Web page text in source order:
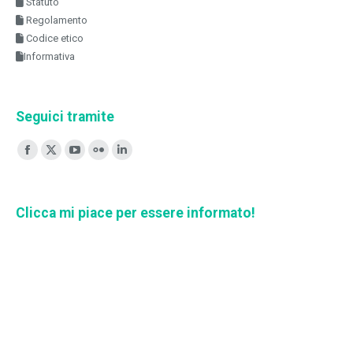
Regolamento
Codice etico
Informativa
Seguici tramite
Ci puoi trovare su:
Facebook
in
X
in
YouTube
in
Flickr
in
Linkedin
in
Clicca mi piace per essere informato!